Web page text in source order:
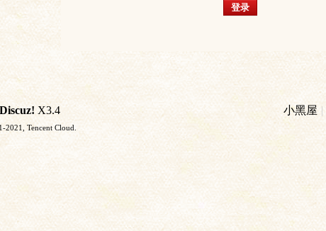
登录
小黑屋 |
Discuz! X3.4
Tencent Cloud.